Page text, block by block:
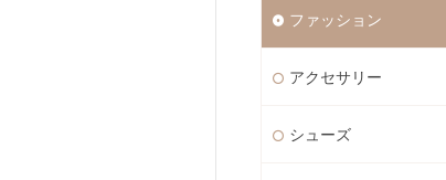
ファッション
アクセサリー
シューズ